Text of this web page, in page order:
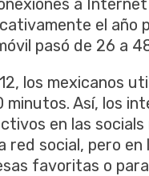
el año
pasó de 26 a
los mexicanos
minutos. Así, los
en las
red social, pero
favoritas o